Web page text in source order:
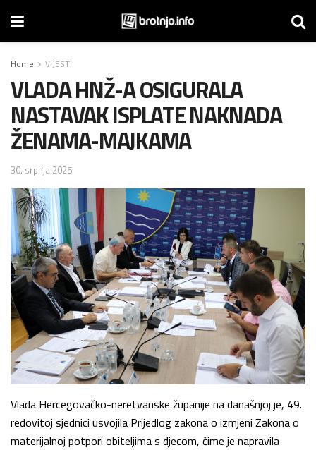
Home VIJESTI
VLADA HNŽ-A OSIGURALA
NASTAVAK ISPLATE NAKNADA
ŽENAMA-MAJKAMA
30. srpnja 2025.
Vlada Hercegovačko-neretvanske županije na današnjoj je, 49.
redovitoj sjednici usvojila Prijedlog zakona o izmjeni Zakona o
materijalnoj potpori obiteljima s djecom, čime je napravila